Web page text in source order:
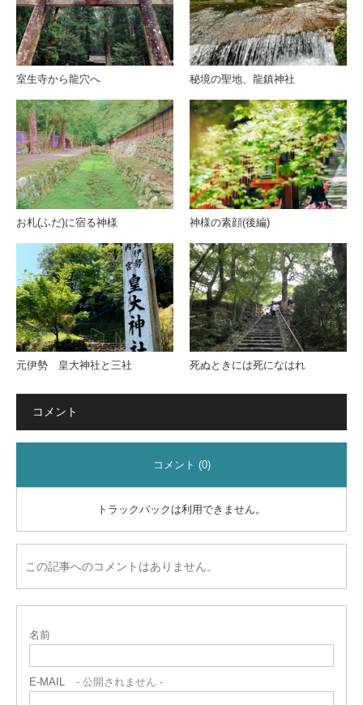
室生寺から龍穴へ 秘境の聖地、龍鎮神社
お札(ふだ)に宿る神様 神様の素顔(後編)
元伊勢 皇大神社と三社 死ぬときには死になはれ
コメント
コメント (0)
トラックバックは利用できません。
この記事へのコメントはありません。
名前
E-MAIL - 公開されません -